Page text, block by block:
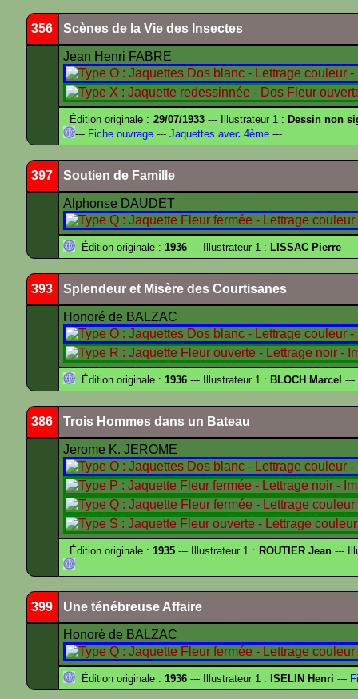
356 Scènes de la Vie des Insectes
Jean Henri FABRE
Édition originale : 29/07/1933--- Illustrateur 1 : Dessin non
--- Fiche ouvrage --- Jaquettes avec 4ème ---
397 Soutien de Famille
Alphonse DAUDET
Édition originale : 1936 --- Illustrateur 1 : LISSAC Pierre ---
393 Splendeur et Misère des Courtisanes
Honoré de BALZAC
Édition originale : 1936 --- Illustrateur 1 : BLOCH Marcel ---
386 Trois Hommes dans un Bateau
Jerome K. JEROME
Édition originale :1935 --- Illustrateur 1 : ROUTIER Jean---
-
399 Une ténébreuse Affaire
Honoré de BALZAC
Édition originale : 1936 --- Illustrateur 1 : ISELIN Henri ---